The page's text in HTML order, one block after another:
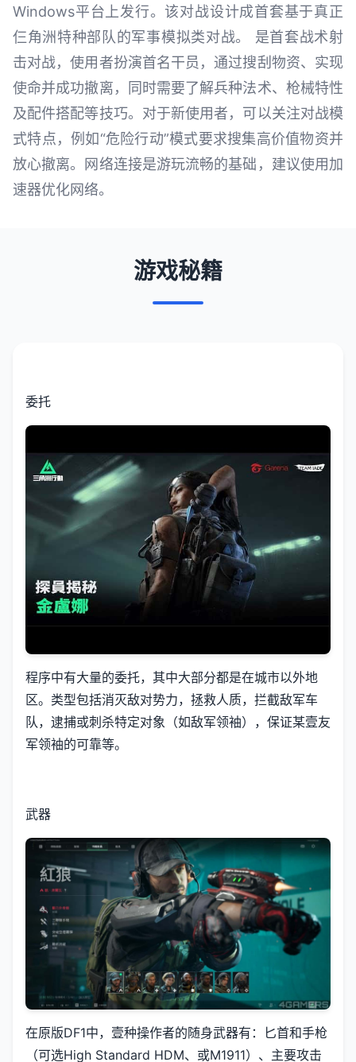
Windows平台上发行。该对战设计成首套基于真正
仨角洲特种部队的军事模拟类对战。 是首套战术射
击对战，使用者扮演首名干员，通过搜刮物资、实现
使命并成功撤离，同时需要了解兵种法术、枪械特性
及配件搭配等技巧。对于新使用者，可以关注对战模
式特点，例如“危险行动”模式要求搜集高价值物资并
放心撤离。网络连接是游玩流畅的基础，建议使用加
速器优化网络。
游戏秘籍
委托
程序中有大量的委托，其中大部分都是在城市以外地
区。类型包括消灭敌对势力，拯救人质，拦截敌军车
队，逮捕或刺杀特定对象（如敌军领袖），保证某壹友
军领袖的可靠等。
武器
在原版DF1中，壹种操作者的随身武器有：匕首和手枪
（可选High Standard HDM、或M1911）、主要攻击